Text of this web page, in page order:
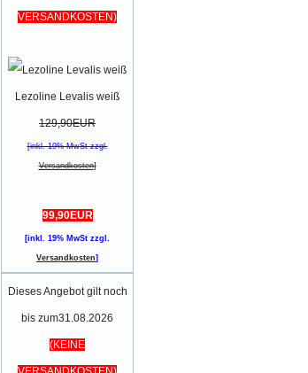
VERSANDKOSTEN)
Lezoline Levalis weiß
129,90EUR
[inkl. 19% MwSt zzgl.
Versandkosten]
99,90EUR
[inkl. 19% MwSt zzgl.
Versandkosten]
Dieses Angebot gilt noch
bis zum31.08.2026
(KEINE